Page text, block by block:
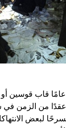
أمضى رياض أفلار 20 عامًا
عقدًا من الزمن
لبعض